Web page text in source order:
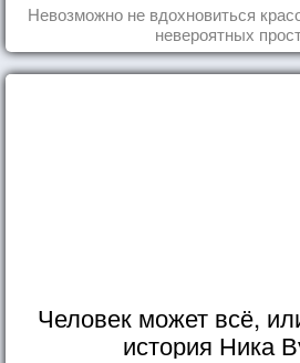
Невозможно не вдохновиться
невероятных
Человек может всё,
история Ника